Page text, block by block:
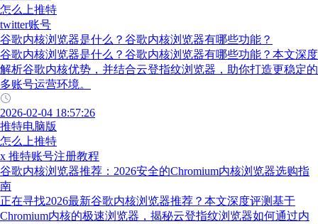
怎么上推特
twitter账号
谷歌内核浏览器是什么？谷歌内核浏览器有哪些功能？
谷歌内核浏览器是什么？谷歌内核浏览器有哪些功能？本文深度
解析谷歌内核优势，并结合云登指纹浏览器，助你打造更稳定的
多账号运营环境。
2026-02-04 18:57:26
推特电脑版
怎么上推特
x 推特账号注册教程
谷歌内核浏览器推荐：2026安全的Chromium内核浏览器选购指
南
正在寻找2026最新谷歌内核浏览器推荐？本文深度评测基于
Chromium内核的极速浏览器，揭秘云登指纹浏览器如何通过内